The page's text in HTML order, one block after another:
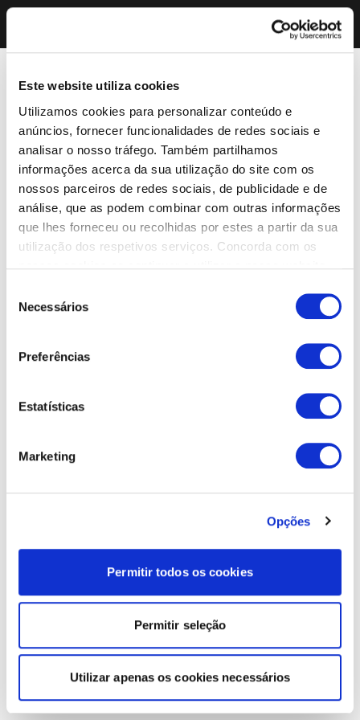
Este website utiliza cookies
Utilizamos cookies para personalizar conteúdo e
anúncios, fornecer funcionalidades de redes sociais e
analisar o nosso tráfego. Também partilhamos
informações acerca da sua utilização do site com os
nossos parceiros de redes sociais, de publicidade e de
análise, que as podem combinar com outras informações
que lhes forneceu ou recolhidas por estes a partir da sua
utilização dos respetivos serviços. Concorda com os
Necessários
Preferências
Estatísticas
Marketing
Opções
Permitir todos os cookies
Permitir seleção
Utilizar apenas os cookies necessários